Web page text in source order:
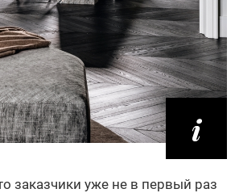
заказчики уже не в первый раз